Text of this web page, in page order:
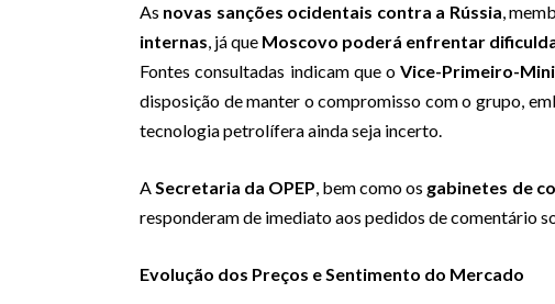
As novas sanções ocidentais contra a Rússia,
internas, já que Moscovo poderá enfrentar
Fontes consultadas indicam que oVice-Primeiro-
disposição de manter o compromisso com o grupo,
tecnologia petrolífera ainda seja incerto.
ASecretaria da OPEP, bem como os gabinetes de
responderam de imediato aos pedidos de comentário
Evolução dos Preços e Sentimento do Mercado